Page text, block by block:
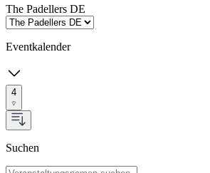
The Padellers DE
Eventkalender
4
Suchen